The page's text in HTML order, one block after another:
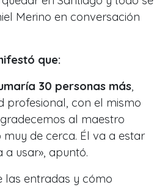
Merino en conversación
que:
30 personas más
profesional, con el mismo
al maestro
de cerca. Él va a estar
a usar» , apuntó.
las entradas y cómo